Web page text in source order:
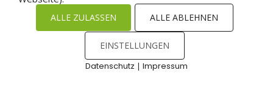
ALLE ZULASSEN ALLE ABLEHNEN
EINSTELLUNGEN
Datenschutz | Impressum